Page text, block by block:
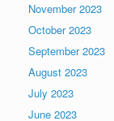
November 2023
October 2023
September 2023
August 2023
July 2023
June 2023